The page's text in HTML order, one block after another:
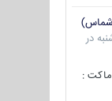
شماس)
در
: